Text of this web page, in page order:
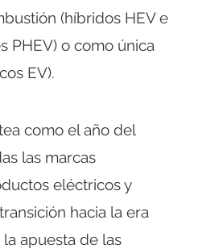
(híbridos HEV e
PHEV) o como única
EV).
como el año del
las marcas
eléctricos y
hacia la era
apuesta de las